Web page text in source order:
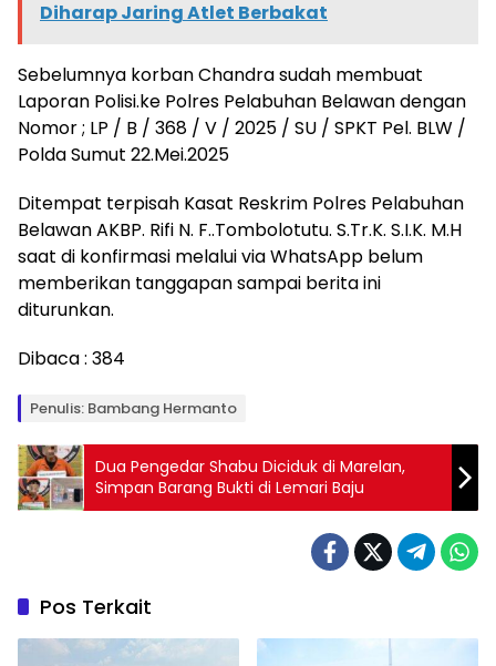
Diharap Jaring Atlet Berbakat
Sebelumnya korban Chandra sudah membuat
Laporan Polisi.ke Polres Pelabuhan Belawan dengan
Nomor ; LP / B / 368 / V / 2025 / SU / SPKT Pel. BLW /
Polda Sumut 22.Mei.2025
Ditempat terpisah Kasat Reskrim Polres Pelabuhan
Belawan AKBP. Rifi N. F..Tombolotutu. S.Tr.K. S.I.K. M.H
saat di konfirmasi melalui via WhatsApp belum
memberikan tanggapan sampai berita ini
diturunkan.
Dibaca : 384
Penulis: Bambang Hermanto
Dua Pengedar Shabu Diciduk di Marelan,
Simpan Barang Bukti di Lemari Baju
Pos Terkait